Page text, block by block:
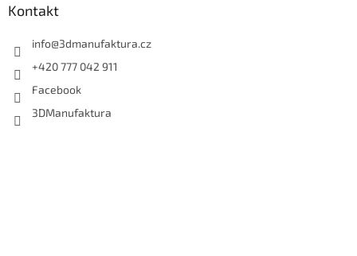
Kontakt
info@3dmanufaktura.cz
+420 777 042 911
Facebook
3DManufaktura